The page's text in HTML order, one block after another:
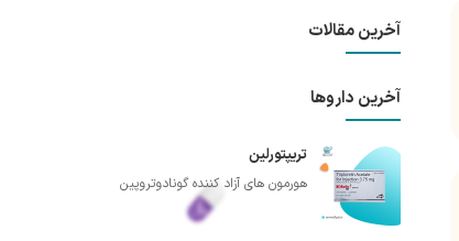
آخرین مقالات
آخرین داروها
تریپتورلین
هورمون های آزاد کننده گونادوتروپین